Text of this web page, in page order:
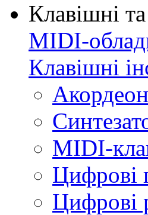
Клавішні
MIDI-
Клавішні
MIDI-
Цифрові
Цифрові